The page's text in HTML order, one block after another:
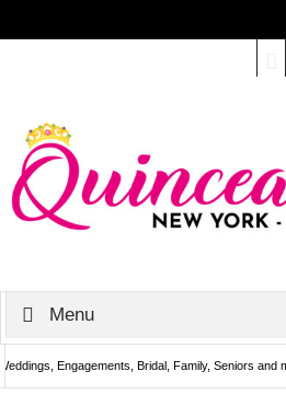
Menu
Engagements, Bridal, Family, Seniors and more.